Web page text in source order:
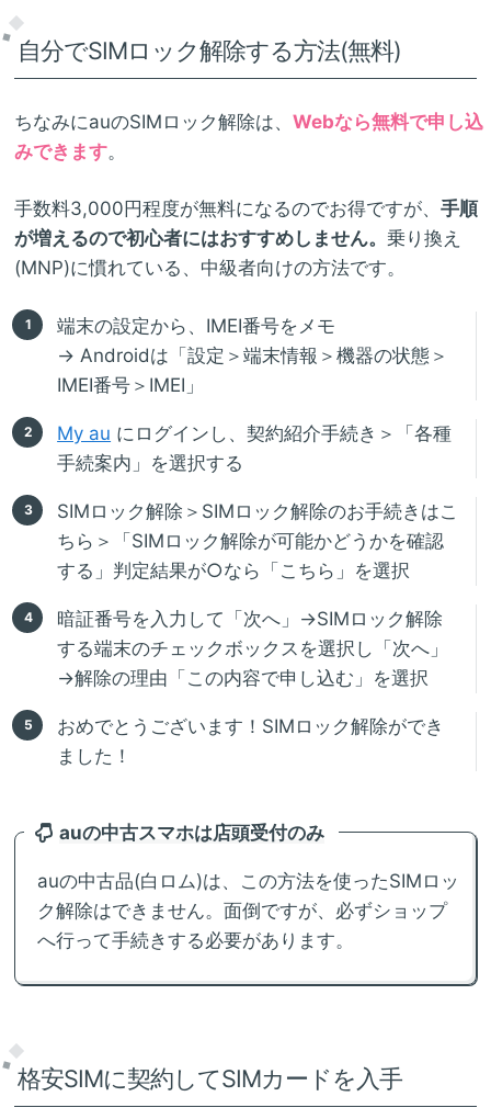
自分でSIMロック解除する方法(無料)
ちなみにauのSIMロック解除は、 Webなら無料で申し込
みできます。
手数料3,000円程度が無料になるのでお得ですが、 手順
が増えるので初心者にはおすすめしません。 乗り換え
(MNP)に慣れている、中級者向けの方法です。
端末の設定から、IMEI番号をメモ
→ Androidは「設定＞端末情報＞機器の状態＞
IMEI番号＞IMEI」
My au にログインし、契約紹介手続き＞「各種
手続案内」を選択する
SIMロック解除＞SIMロック解除のお手続きはこ
ちら＞「SIMロック解除が可能かどうかを確認
する」判定結果が○なら「こちら」を選択
暗証番号を入力して「次へ」→SIMロック解除
する端末のチェックボックスを選択し「次へ」
→解除の理由「この内容で申し込む」を選択
おめでとうございます！SIMロック解除ができ
ました！
auの中古スマホは店頭受付のみ
auの中古品(白ロム)は、この方法を使ったSIMロッ
ク解除はできません。面倒ですが、必ずショップ
へ行って手続きする必要があります。
格安SIMに契約してSIMカードを入手